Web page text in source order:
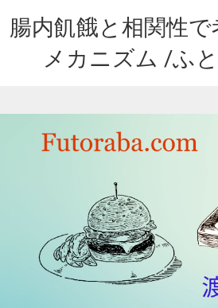
腸内飢餓と相関性
メカニズム /ふ